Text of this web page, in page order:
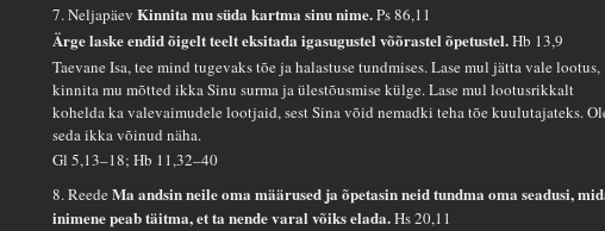
7. NeljapäevKinnita mu süda kartma sinu nime.Ps 86,11
Ärge laske endid õigelt teelt eksitada igasugustel võõrastel õpetustel.Hb 13,9
Taevane Isa, tee mind tugevaks tõe ja halastuse tundmises. Lase mul jätta vale lootus,
kinnita mu mõtted ikka Sinu surma ja ülestõusmise külge. Lase mul lootusrikkalt
kohelda ka valevaimudele lootjaid, sest Sina võid nemadki teha tõe kuulutajateks.
seda ikka võinud näha.
Gl 5,13–18; Hb 11,32–40
8. ReedeMa andsin neile oma määrused ja õpetasin neid tundma oma seadusi,
inimene peab täitma, et ta nende varal võiks elada.Hs 20,11